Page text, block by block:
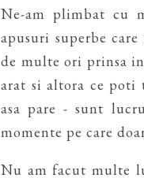
Ne-am plimbat cu
apusuri superbe
de multe ori prinsa
arat si altora ce
asa pare - sunt
momente pe care
Nu am facut multe